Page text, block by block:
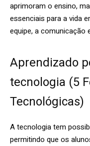
aprimoram o ensino,
essenciais para a vida
equipe, a comunicação
Aprendizado
tecnologia (5
Tecnológicas)
A tecnologia tem
permitindo que os